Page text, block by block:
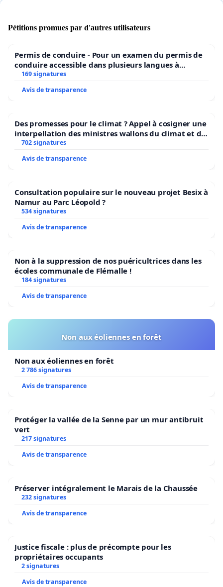
Pétitions promues par d'autres utilisateurs
Permis de conduire - Pour un examen du permis de
conduire accessible dans plusieurs langues à
Bruxelles
169 signatures
Avis de transparence
Des promesses pour le climat ? Appel à cosigner une
interpellation des ministres wallons du climat et de
l’environnement.
702 signatures
Avis de transparence
Consultation populaire sur le nouveau projet Besix à
Namur au Parc Léopold ?
534 signatures
Avis de transparence
Non à la suppression de nos puéricultrices dans les
écoles communale de Flémalle !
184 signatures
Avis de transparence
Non aux éoliennes en forêt
Non aux éoliennes en forêt
2 786 signatures
Avis de transparence
Protéger la vallée de la Senne par un mur antibruit
vert
217 signatures
Avis de transparence
Préserver intégralement le Marais de la Chaussée
232 signatures
Avis de transparence
Justice fiscale : plus de précompte pour les
propriétaires occupants
2 signatures
Avis de transparence